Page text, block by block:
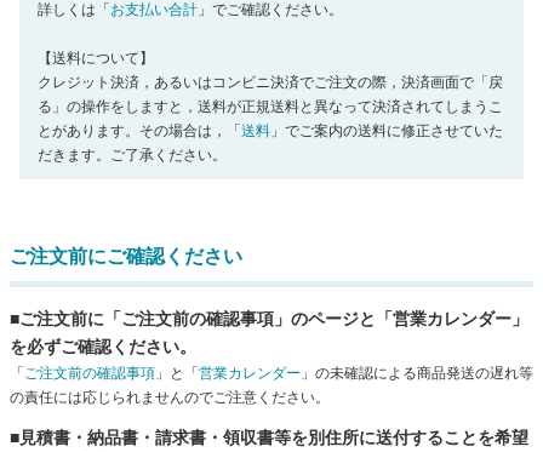
詳しくは「 お支払い合計 」でご確認ください。
【送料について】
クレジット決済，あるいはコンビニ決済でご注文の際，決済画面で「戻
る」の操作をしますと，送料が正規送料と異なって決済されてしまうこ
とがあります。その場合は，「 送料 」でご案内の送料に修正させていた
だきます。ご了承ください。
ご注文前にご確認ください
■ご注文前に「ご注文前の確認事項」のページと「営業カレンダー」
を必ずご確認ください。
「 ご注文前の確認事項 」と「 営業カレンダー 」の未確認による商品発送の遅れ等
の責任には応じられませんのでご注意ください。
■見積書・納品書・請求書・領収書等を別住所に送付することを希望